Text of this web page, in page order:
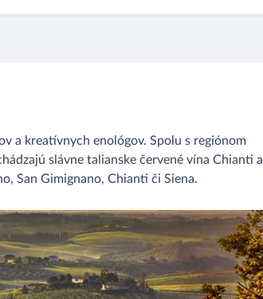
a kreatívnych enológov. Spolu s regiónom
slávne talianske červené vína Chianti a
San Gimignano, Chianti či Siena.